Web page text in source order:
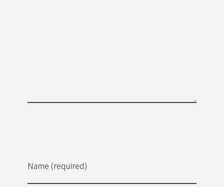
Name (required)